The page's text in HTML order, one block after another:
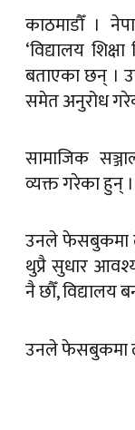
काठमाडौँ ।
‘विद्यालय
बताएका छन् ।
समेत अनुरोध
सामाजिक
व्यक्त गरेका हुन् ।
उनले फेसबुकमा
थुप्रै सुधार
नै छौँ, विद्यालय
उनले फेसबुकमा